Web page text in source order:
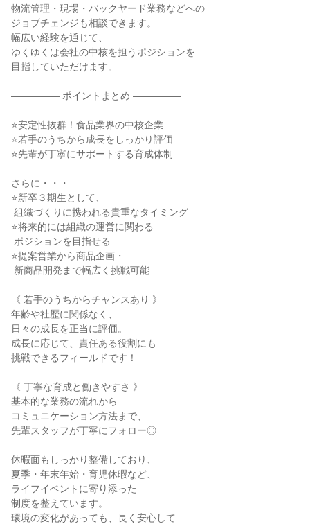
物流管理・現場・バックヤード業務などへの
ジョブチェンジも相談できます。
幅広い経験を通じて、
ゆくゆくは会社の中核を担うポジションを
目指していただけます。
――――― ポイントまとめ ―――――
⭐安定性抜群！食品業界の中核企業
⭐若手のうちから成長をしっかり評価
⭐先輩が丁寧にサポートする育成体制
さらに・・・
⭐新卒３期生として、
⭐将来的には組織の運営に関わる
⭐提案営業から商品企画・
《 若手のうちからチャンスあり 》
年齢や社歴に関係なく、
日々の成長を正当に評価。
成長に応じて、責任ある役割にも
挑戦できるフィールドです！
《 丁寧な育成と働きやすさ 》
基本的な業務の流れから
コミュニケーション方法まで、
先輩スタッフが丁寧にフォロー◎
休暇面もしっかり整備しており、
夏季・年末年始・育児休暇など、
ライフイベントに寄り添った
制度を整えています。
環境の変化があっても、長く安心して